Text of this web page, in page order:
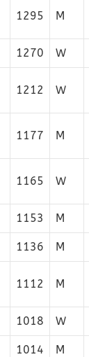
1295 M
1270 W
1212 W
1177 M
1165 W
1153 M
1136 M
1112 M
1018 W
1014 M